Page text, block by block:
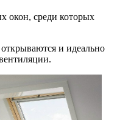
окон, среди которых
открываются и идеально